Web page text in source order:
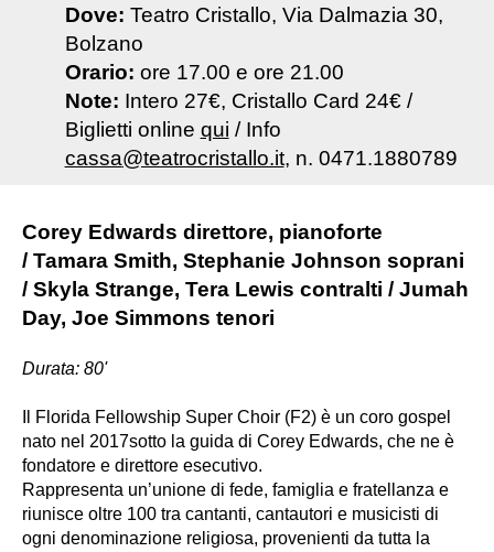
Dove: Teatro Cristallo, Via Dalmazia 30,
Bolzano
Orario: ore 17.00 e ore 21.00
Note: Intero 27€, Cristallo Card 24€ /
Biglietti online qui / Info
cassa@teatrocristallo.it, n. 0471.1880789
Corey Edwards direttore, pianoforte
/ Tamara Smith, Stephanie Johnson soprani
/ Skyla Strange, Tera Lewis contralti / Jumah
Day, Joe Simmons tenori
Durata: 80'
Il Florida Fellowship Super Choir (F2) è un coro gospel
nato nel 2017sotto la guida di Corey Edwards, che ne è
fondatore e direttore esecutivo.
Rappresenta un’unione di fede, famiglia e fratellanza e
riunisce oltre 100 tra cantanti, cantautori e musicisti di
ogni denominazione religiosa, provenienti da tutta la